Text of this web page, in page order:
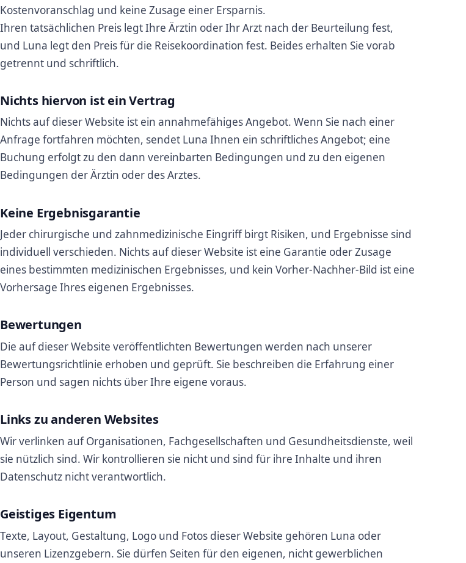
Kostenvoranschlag und keine Zusage einer Ersparnis.
Ihren tatsächlichen Preis legt Ihre Ärztin oder Ihr Arzt nach der Beurteilung fest,
und Luna legt den Preis für die Reisekoordination fest. Beides erhalten Sie vorab
getrennt und schriftlich.
Nichts hiervon ist ein Vertrag
Nichts auf dieser Website ist ein annahmefähiges Angebot. Wenn Sie nach einer
Anfrage fortfahren möchten, sendet Luna Ihnen ein schriftliches Angebot; eine
Buchung erfolgt zu den dann vereinbarten Bedingungen und zu den eigenen
Bedingungen der Ärztin oder des Arztes.
Keine Ergebnisgarantie
Jeder chirurgische und zahnmedizinische Eingriff birgt Risiken, und Ergebnisse sind
individuell verschieden. Nichts auf dieser Website ist eine Garantie oder Zusage
eines bestimmten medizinischen Ergebnisses, und kein Vorher-Nachher-Bild ist eine
Vorhersage Ihres eigenen Ergebnisses.
Bewertungen
Die auf dieser Website veröffentlichten Bewertungen werden nach unserer
Bewertungsrichtlinie erhoben und geprüft. Sie beschreiben die Erfahrung einer
Person und sagen nichts über Ihre eigene voraus.
Links zu anderen Websites
Wir verlinken auf Organisationen, Fachgesellschaften und Gesundheitsdienste, weil
sie nützlich sind. Wir kontrollieren sie nicht und sind für ihre Inhalte und ihren
Datenschutz nicht verantwortlich.
Geistiges Eigentum
Texte, Layout, Gestaltung, Logo und Fotos dieser Website gehören Luna oder
unseren Lizenzgebern. Sie dürfen Seiten für den eigenen, nicht gewerblichen